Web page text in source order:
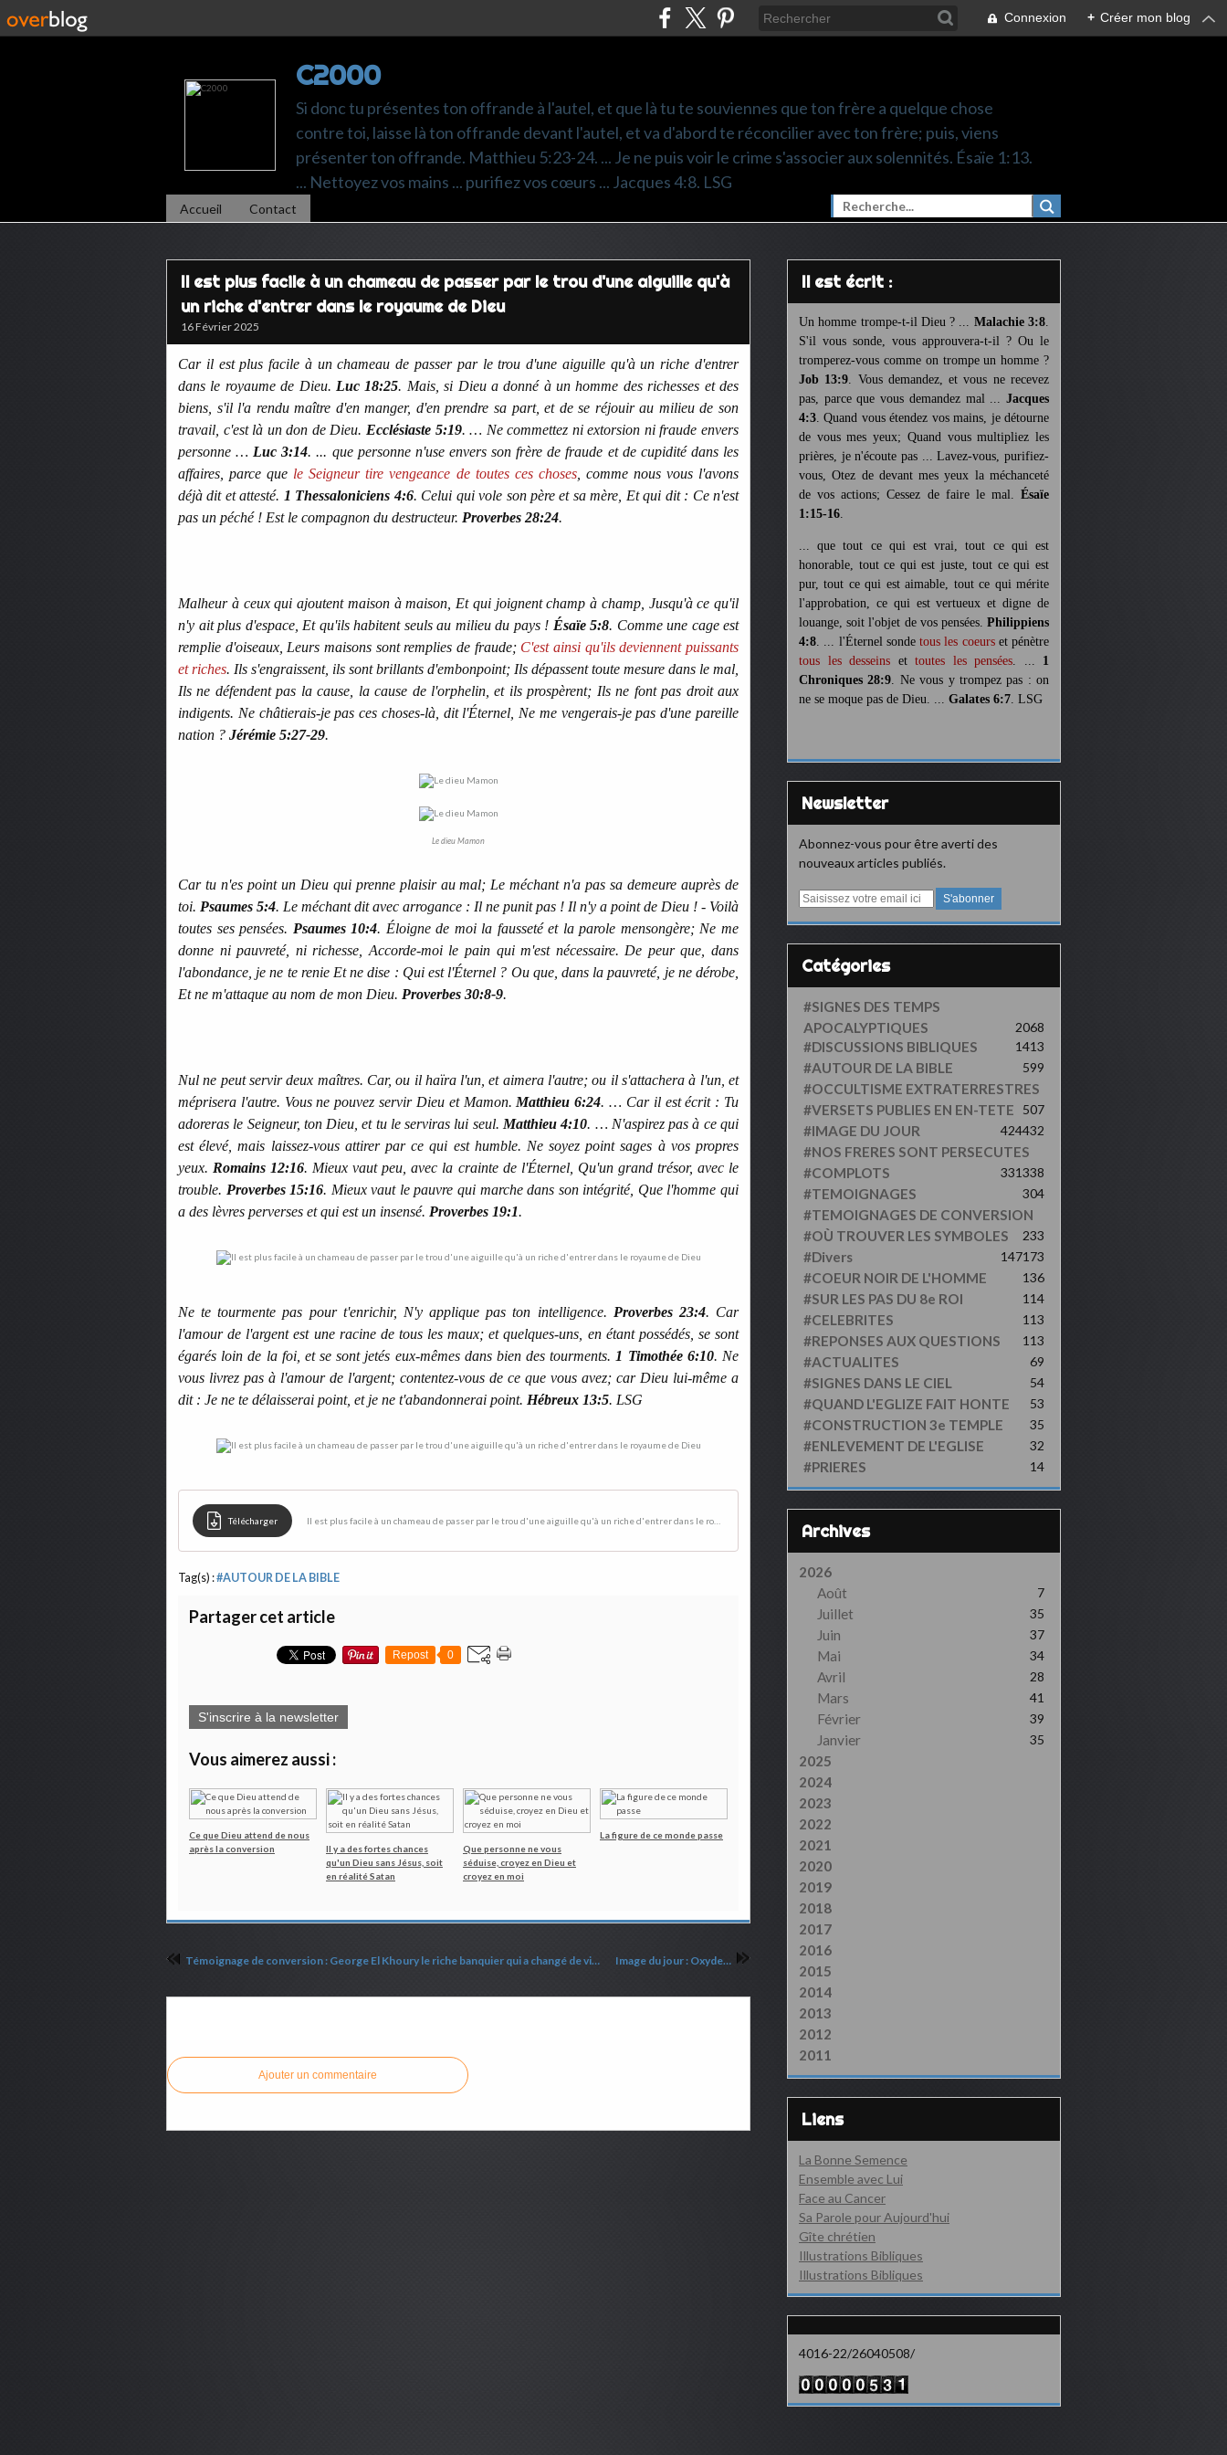
Connexion + Créer mon blog
C2000
Si donc tu présentes ton offrande à l'autel, et que là tu te souviennes que ton frère a quelque chose
contre toi, laisse là ton offrande devant l'autel, et va d'abord te réconcilier avec ton frère; puis, viens
présenter ton offrande. Matthieu 5:23-24. ... Je ne puis voir le crime s'associer aux solennités. Ésaïe 1:13.
... Nettoyez vos mains ... purifiez vos cœurs ... Jacques 4:8. LSG
Accueil Contact
Il est plus facile à un chameau de passer par le trou d'une aiguille qu'à
un riche d'entrer dans le royaume de Dieu
16 Février 2025
Car il est plus facile à un chameau de passer par le trou d'une aiguille qu'à un riche d'entrer
dans le royaume de Dieu. Luc 18:25. Mais, si Dieu a donné à un homme des richesses et des
biens, s'il l'a rendu maître d'en manger, d'en prendre sa part, et de se réjouir au milieu de son
travail, c'est là un don de Dieu. Ecclésiaste 5:19. … Ne commettez ni extorsion ni fraude envers
personne … Luc 3:14. ... que personne n'use envers son frère de fraude et de cupidité dans les
affaires, parce que le Seigneur tire vengeance de toutes ces choses, comme nous vous l'avons
déjà dit et attesté. 1 Thessaloniciens 4:6. Celui qui vole son père et sa mère, Et qui dit : Ce n'est
pas un péché ! Est le compagnon du destructeur. Proverbes 28:24.
Malheur à ceux qui ajoutent maison à maison, Et qui joignent champ à champ, Jusqu'à ce qu'il
n'y ait plus d'espace, Et qu'ils habitent seuls au milieu du pays ! Ésaïe 5:8. Comme une cage est
remplie d'oiseaux, Leurs maisons sont remplies de fraude; C'est ainsi qu'ils deviennent puissants
et riches. Ils s'engraissent, ils sont brillants d'embonpoint; Ils dépassent toute mesure dans le mal,
Ils ne défendent pas la cause, la cause de l'orphelin, et ils prospèrent; Ils ne font pas droit aux
indigents. Ne châtierais-je pas ces choses-là, dit l'Éternel, Ne me vengerais-je pas d'une pareille
nation ? Jérémie 5:27-29.
Le dieu Mamon
Car tu n'es point un Dieu qui prenne plaisir au mal; Le méchant n'a pas sa demeure auprès de
toi. Psaumes 5:4. Le méchant dit avec arrogance : Il ne punit pas ! Il n'y a point de Dieu ! - Voilà
toutes ses pensées. Psaumes 10:4. Éloigne de moi la fausseté et la parole mensongère; Ne me
donne ni pauvreté, ni richesse, Accorde-moi le pain qui m'est nécessaire. De peur que, dans
l'abondance, je ne te renie Et ne dise : Qui est l'Éternel ? Ou que, dans la pauvreté, je ne dérobe,
Et ne m'attaque au nom de mon Dieu. Proverbes 30:8-9.
Nul ne peut servir deux maîtres. Car, ou il haïra l'un, et aimera l'autre; ou il s'attachera à l'un, et
méprisera l'autre. Vous ne pouvez servir Dieu et Mamon. Matthieu 6:24. … Car il est écrit : Tu
adoreras le Seigneur, ton Dieu, et tu le serviras lui seul. Matthieu 4:10. … N'aspirez pas à ce qui
est élevé, mais laissez-vous attirer par ce qui est humble. Ne soyez point sages à vos propres
yeux. Romains 12:16. Mieux vaut peu, avec la crainte de l'Éternel, Qu'un grand trésor, avec le
trouble. Proverbes 15:16. Mieux vaut le pauvre qui marche dans son intégrité, Que l'homme qui
a des lèvres perverses et qui est un insensé. Proverbes 19:1.
Ne te tourmente pas pour t'enrichir, N'y applique pas ton intelligence. Proverbes 23:4. Car
l'amour de l'argent est une racine de tous les maux; et quelques-uns, en étant possédés, se sont
égarés loin de la foi, et se sont jetés eux-mêmes dans bien des tourments. 1 Timothée 6:10. Ne
vous livrez pas à l'amour de l'argent; contentez-vous de ce que vous avez; car Dieu lui-même a
dit : Je ne te délaisserai point, et je ne t'abandonnerai point. Hébreux 13:5. LSG
Télécharger
Tag(s) :#AUTOUR DE LA BIBLE
Partager cet article
Repost 0
S'inscrire à la newsletter
Vous aimerez aussi :
Ce que Dieu attend de nous
après la conversion
Il y a des fortes chances
qu'un Dieu sans Jésus, soit
en réalité Satan
Que personne ne vous
séduise, croyez en Dieu et
croyez en moi
La figure de ce monde passe
Témoignage de conversion : George El Khoury le riche banquier qui a changé de vie après avoir survécu a un crash d'avion Image du jour : Oxyde de graphène
Ajouter un commentaire
Il est écrit :
Un homme trompe-t-il Dieu ? ... Malachie 3:8.
S'il vous sonde, vous approuvera-t-il ? Ou le
tromperez-vous comme on trompe un homme ?
Job 13:9. Vous demandez, et vous ne recevez
pas, parce que vous demandez mal ... Jacques
4:3. Quand vous étendez vos mains, je détourne
de vous mes yeux; Quand vous multipliez les
prières, je n'écoute pas ... Lavez-vous, purifiez-
vous, Otez de devant mes yeux la méchanceté
de vos actions; Cessez de faire le mal. Ésaïe
1:15-16.
... que tout ce qui est vrai, tout ce qui est
honorable, tout ce qui est juste, tout ce qui est
pur, tout ce qui est aimable, tout ce qui mérite
l'approbation, ce qui est vertueux et digne de
louange, soit l'objet de vos pensées. Philippiens
4:8. ... l'Éternel sonde tous les coeurset pénètre
tous les desseins et toutes les pensées. ... 1
Chroniques 28:9. Ne vous y trompez pas : on
ne se moque pas de Dieu. ... Galates 6:7. LSG
Newsletter
Abonnez-vous pour être averti des
nouveaux articles publiés.
E
a
i
Catégories
#SIGNES DES TEMPS
APOCALYPTIQUES 2068
#DISCUSSIONS BIBLIQUES 1413
#AUTOUR DE LA BIBLE 599
#OCCULTISME EXTRATERRESTRES
507
#VERSETS PUBLIES EN EN-TETE
432
#IMAGE DU JOUR 424
#NOS FRERES SONT PERSECUTES
338
#COMPLOTS 331
#TEMOIGNAGES 304
#TEMOIGNAGES DE CONVERSION
233
#OÙ TROUVER LES SYMBOLES
173
#Divers 147
#COEUR NOIR DE L'HOMME 136
#SUR LES PAS DU 8e ROI 114
#CELEBRITES 113
#REPONSES AUX QUESTIONS 113
#ACTUALITES 69
#SIGNES DANS LE CIEL 54
#QUAND L'EGLIZE FAIT HONTE 53
#CONSTRUCTION 3e TEMPLE 35
#ENLEVEMENT DE L'EGLISE 32
#PRIERES 14
Archives
2026
Août
7
Juillet 35
Juin 37
Mai 34
Avril 28
Mars 41
Février 39
Janvier 35
2025
2024
2023
2022
2021
2020
2019
2018
2017
2016
2015
2014
2013
2012
2011
Liens
La Bonne Semence
Ensemble avec Lui
Face au Cancer
Sa Parole pour Aujourd'hui
Gîte chrétien
Illustrations Bibliques
Illustrations Bibliques
4016-22/26040508/